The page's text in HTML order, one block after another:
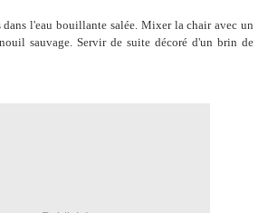
dans l'eau bouillante salée. Mixer la chair avec un
sauvage. Servir de suite décoré d'un brin de